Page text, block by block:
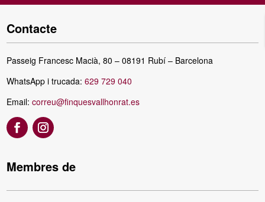
Contacte
Passeig Francesc Macià, 80 – 08191 Rubí – Barcelona
WhatsApp i trucada:629 729 040
Email:correu@finquesvallhonrat.es
Membres de